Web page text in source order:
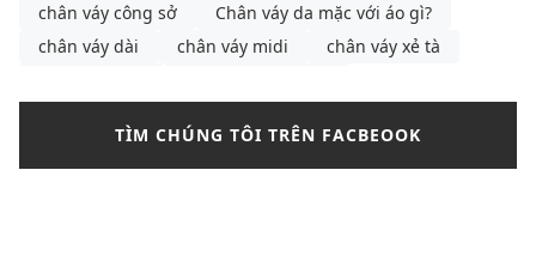
chân váy công sở
Chân váy da mặc với áo gì?
chân váy dài
chân váy midi
chân váy xẻ tà
các mẫu dép da nam
cách buộc dây giày
TÌM CHÚNG TÔI TRÊN FACBEOOK